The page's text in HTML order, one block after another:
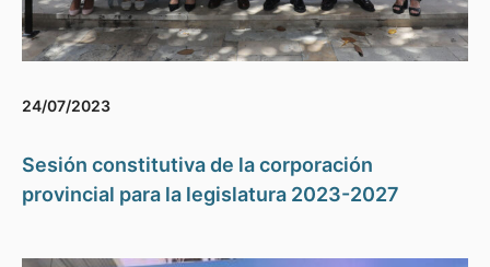
24/07/2023
Sesión constitutiva de la corporación
provincial para la legislatura 2023-2027